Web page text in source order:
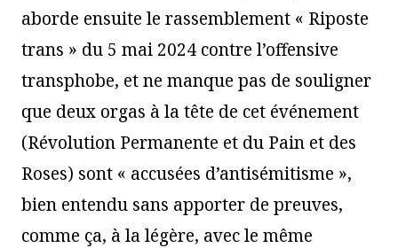
aborde ensuite le rassemblement « Riposte
trans » du 5 mai 2024 contre l’offensive
transphobe, et ne manque pas de souligner
que deux orgas à la tête de cet événement
(Révolution Permanente et du Pain et des
Roses) sont « accusées d’antisémitisme »,
bien entendu sans apporter de preuves,
comme ça, à la légère, avec le même